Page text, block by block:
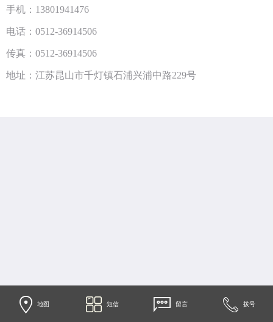
手机：13801941476
电话：0512-36914506
传真：0512-36914506
地址：江苏昆山市千灯镇石浦兴浦中路229号
地图 短信 留言 拨号